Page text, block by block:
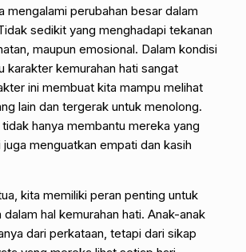
mengalami perubahan besar dalam
sedikit yang menghadapi tekanan
maupun emosional. Dalam kondisi
karakter kemurahan hati sangat
ini membuat kita mampu melihat
lain dan tergerak untuk menolong.
tidak hanya membantu mereka yang
menguatkan empati dan kasih
kita memiliki peran penting untuk
hal kemurahan hati. Anak-anak
dari perkataan, tetapi dari sikap